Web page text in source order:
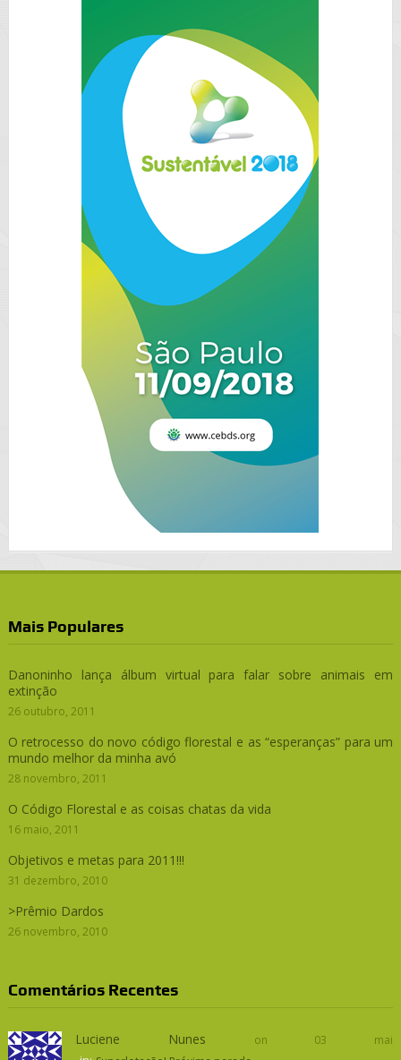
Mais Populares
Danoninho lança álbum virtual para falar sobre animais em
extinção
26 outubro, 2011
O retrocesso do novo código florestal e as “esperanças” para um
mundo melhor da minha avó
28 novembro, 2011
O Código Florestal e as coisas chatas da vida
16 maio, 2011
Objetivos e metas para 2011!!!
31 dezembro, 2010
>Prêmio Dardos
26 novembro, 2010
Comentários Recentes
Luciene Nunes on 03 mai